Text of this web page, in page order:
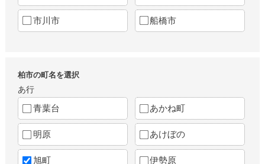
市川市 船橋市
柏市の町名を選択
あ行
青葉台 あかね町
明原 あけぼの
旭町 伊勢原